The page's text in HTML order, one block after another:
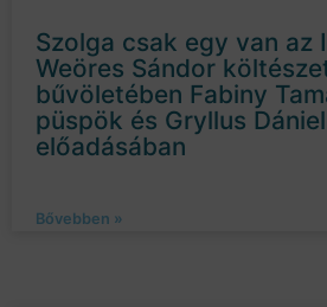
Szolga csak egy van az
Weöres Sándor
bűvöletében Fabiny
püspök és Gryllus
előadásában
Bővebben »